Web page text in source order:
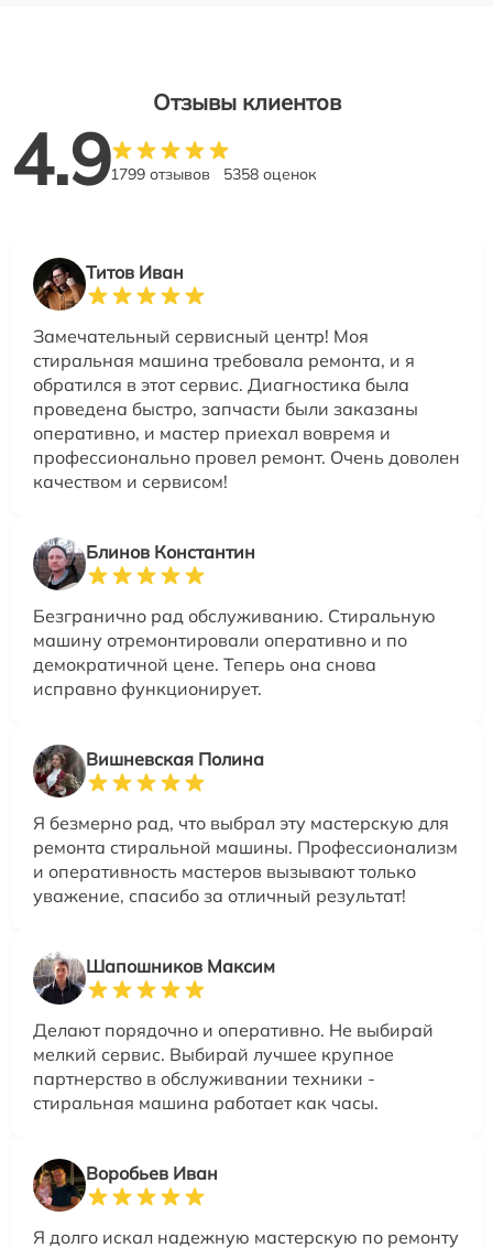
Отзывы клиентов
4.91799 отзывов 5358 оценок
Титов Иван
Замечательный сервисный центр! Моя
стиральная машина требовала ремонта, и я
обратился в этот сервис. Диагностика была
проведена быстро, запчасти были заказаны
оперативно, и мастер приехал вовремя и
профессионально провел ремонт. Очень доволен
качеством и сервисом!
Блинов Константин
Безгранично рад обслуживанию. Стиральную
машину отремонтировали оперативно и по
демократичной цене. Теперь она снова
исправно функционирует.
Вишневская Полина
Я безмерно рад, что выбрал эту мастерскую для
ремонта стиральной машины. Профессионализм
и оперативность мастеров вызывают только
уважение, спасибо за отличный результат!
Шапошников Максим
Делают порядочно и оперативно. Не выбирай
мелкий сервис. Выбирай лучшее крупное
партнерство в обслуживании техники -
стиральная машина работает как часы.
Воробьев Иван
Я долго искал надежную мастерскую по ремонту